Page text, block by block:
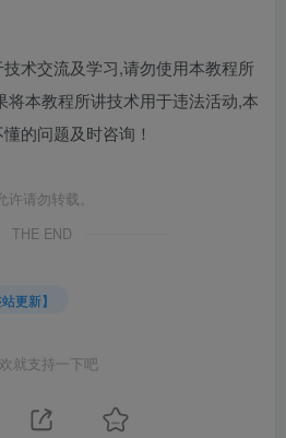
术交流及学习,请勿使用本教程所
将本教程所讲技术用于违法活动,本
的问题及时咨询！
请勿转载。
THE END
更新】
就支持一下吧